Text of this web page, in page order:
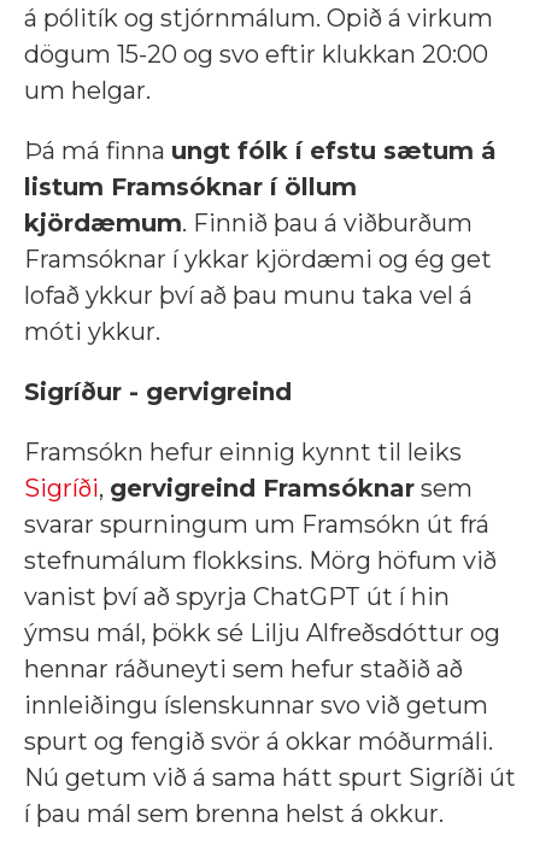
á pólitík og stjórnmálum. Opið á virkum
dögum 15-20 og svo eftir klukkan 20:00
um helgar.
Þá má finna ungt fólk í efstu sætum á
listum Framsóknar í öllum
kjördæmum. Finnið þau á viðburðum
Framsóknar í ykkar kjördæmi og ég get
lofað ykkur því að þau munu taka vel á
móti ykkur.
Sigríður - gervigreind
Framsókn hefur einnig kynnt til leiks
Sigríði, gervigreind Framsóknar sem
svarar spurningum um Framsókn út frá
stefnumálum flokksins. Mörg höfum við
vanist því að spyrja ChatGPT út í hin
ýmsu mál, þökk sé Lilju Alfreðsdóttur og
hennar ráðuneyti sem hefur staðið að
innleiðingu íslenskunnar svo við getum
spurt og fengið svör á okkar móðurmáli.
Nú getum við á sama hátt spurt Sigríði út
í þau mál sem brenna helst á okkur.